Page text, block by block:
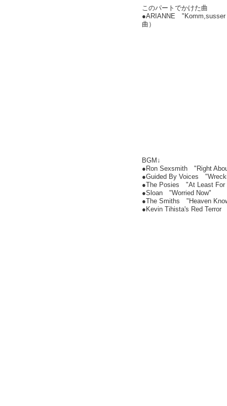
このパートでかけた曲
●ARIANNE "Komm,susser
曲）
BGM↓
●Ron Sexsmith "Right
●Guided By Voices
●The Posies "At Least For
●Sloan "Worried Now"
●The Smiths "Heaven
●Kevin Tihista's Red Terror